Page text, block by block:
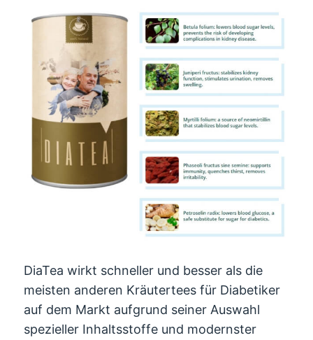
DiaTea wirkt schneller und besser als die
meisten anderen Kräutertees für Diabetiker
auf dem Markt aufgrund seiner Auswahl
spezieller Inhaltsstoffe und modernster